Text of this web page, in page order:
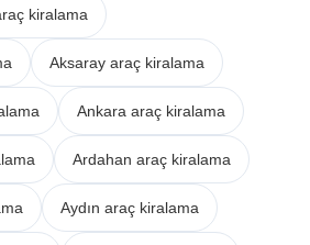
kiralama
Aksaray araç kiralama
Ankara araç kiralama
Ardahan araç kiralama
Aydın araç kiralama